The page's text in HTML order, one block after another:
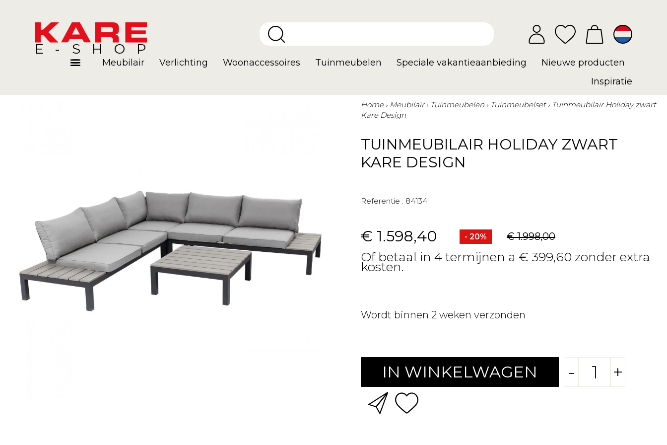
E-SHOP
Meubilair Verlichting Woonaccessoires Tuinmeubelen Speciale vakantieaanbieding
Nieuwe producten
Inspiratie
Home Meubilair Tuinmeubelen Tuinmeubelset
Tuinmeubilair Holiday zwart
Kare Design
TUINMEUBILAIR HOLIDAY ZWART
KARE DESIGN
Referentie : 84134
€ 1.598,40 - 20% € 1.998,00
Of betaal in 4 termijnen a € 399,60 zonder extra
kosten.
Wordt binnen 2 weken verzonden
IN WINKELWAGEN - +